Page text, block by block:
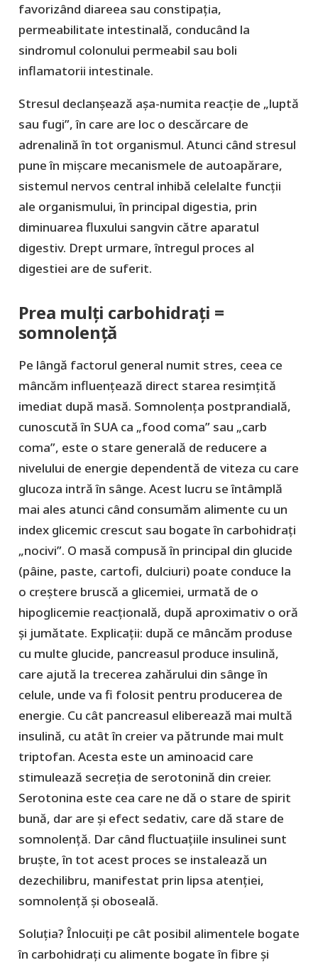
favorizând diareea sau constipația,
permeabilitate intestinală, conducând la
sindromul colonului permeabil sau boli
inflamatorii intestinale.
Stresul declanșează așa-numita reacție de „luptă
sau fugi”, în care are loc o descărcare de
adrenalină în tot organismul. Atunci când stresul
pune în mișcare mecanismele de autoapărare,
sistemul nervos central inhibă celelalte funcții
ale organismului, în principal digestia, prin
diminuarea fluxului sangvin către aparatul
digestiv. Drept urmare, întregul proces al
digestiei are de suferit.
Prea mulți carbohidrați =
somnolență
Pe lângă factorul general numit stres, ceea ce
mâncăm influențează direct starea resimțită
imediat după masă. Somnolența postprandială,
cunoscută în SUA ca „food coma” sau „carb
coma”, este o stare generală de reducere a
nivelului de energie dependentă de viteza cu care
glucoza intră în sânge. Acest lucru se întâmplă
mai ales atunci când consumăm alimente cu un
index glicemic crescut sau bogate în carbohidrați
„nocivi”. O masă compusă în principal din glucide
(pâine, paste, cartofi, dulciuri) poate conduce la
o creștere bruscă a glicemiei, urmată de o
hipoglicemie reacțională, după aproximativ o oră
și jumătate. Explicații: după ce mâncăm produse
cu multe glucide, pancreasul produce insulină,
care ajută la trecerea zahărului din sânge în
celule, unde va fi folosit pentru producerea de
energie. Cu cât pancreasul eliberează mai multă
insulină, cu atât în creier va pătrunde mai mult
triptofan. Acesta este un aminoacid care
stimulează secreția de serotonină din creier.
Serotonina este cea care ne dă o stare de spirit
bună, dar are și efect sedativ, care dă stare de
somnolență. Dar când fluctuațiile insulinei sunt
bruște, în tot acest proces se instalează un
dezechilibru, manifestat prin lipsa atenției,
somnolență și oboseală.
Soluția? Înlocuiți pe cât posibil alimentele bogate
în carbohidrați cu alimente bogate în fibre și